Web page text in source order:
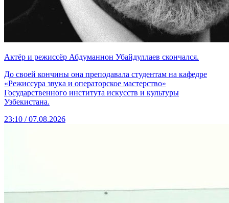
Актёр и режиссёр Абдуманнон Убайдуллаев скончался.
До своей кончины она преподавала студентам на кафедре
«Режиссура звука и операторское мастерство»
Государственного института искусств и культуры
Узбекистана.
23:10 / 07.08.2026